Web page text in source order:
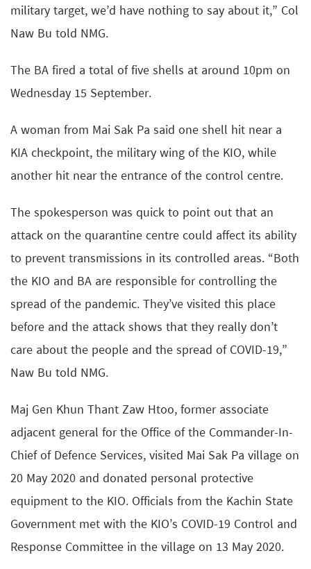
military target, we’d have nothing to say about it,” Col
Naw Bu told NMG.
The BA fired a total of five shells at around 10pm on
Wednesday 15 September.
A woman from Mai Sak Pa said one shell hit near a
KIA checkpoint, the military wing of the KIO, while
another hit near the entrance of the control centre.
The spokesperson was quick to point out that an
attack on the quarantine centre could affect its ability
to prevent transmissions in its controlled areas. “Both
the KIO and BA are responsible for controlling the
spread of the pandemic. They’ve visited this place
before and the attack shows that they really don’t
care about the people and the spread of COVID-19,”
Naw Bu told NMG.
Maj Gen Khun Thant Zaw Htoo, former associate
adjacent general for the Office of the Commander-In-
Chief of Defence Services, visited Mai Sak Pa village on
20 May 2020 and donated personal protective
equipment to the KIO. Officials from the Kachin State
Government met with the KIO’s COVID-19 Control and
Response Committee in the village on 13 May 2020.